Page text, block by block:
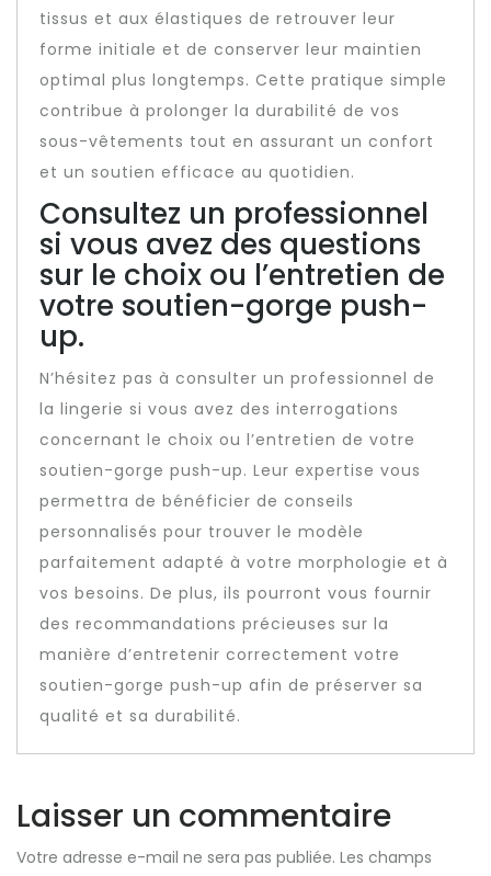
tissus et aux élastiques de retrouver leur
forme initiale et de conserver leur maintien
optimal plus longtemps. Cette pratique simple
contribue à prolonger la durabilité de vos
sous-vêtements tout en assurant un confort
et un soutien efficace au quotidien.
Consultez un professionnel
si vous avez des questions
sur le choix ou l’entretien de
votre soutien-gorge push-
up.
N’hésitez pas à consulter un professionnel de
la lingerie si vous avez des interrogations
concernant le choix ou l’entretien de votre
soutien-gorge push-up. Leur expertise vous
permettra de bénéficier de conseils
personnalisés pour trouver le modèle
parfaitement adapté à votre morphologie et à
vos besoins. De plus, ils pourront vous fournir
des recommandations précieuses sur la
manière d’entretenir correctement votre
soutien-gorge push-up afin de préserver sa
qualité et sa durabilité.
Laisser un commentaire
Votre adresse e-mail ne sera pas publiée. Les champs